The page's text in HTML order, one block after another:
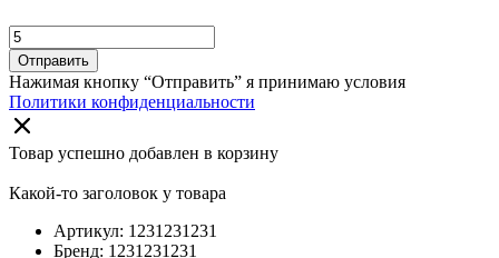
Отправить
Нажимая кнопку “Отправить” я принимаю условия
Политики конфиденциальности
Товар успешно добавлен в корзину
Какой-то заголовок у товара
Артикул: 1231231231
Бренд: 1231231231